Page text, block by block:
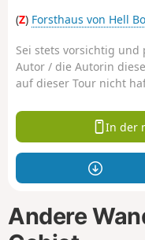
(Z) Forsthaus von Hell
Sei stets vorsichtig und
Autor / die Autorin
auf dieser Tour nicht
In der
Andere